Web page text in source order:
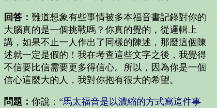
回答： 難道想象有些事情被多本福音書記錄對你的
大腦真的是一個挑戰嗎？你真的覺的，從邏輯上
講，如果不止一人作出了同樣的陳述，那麼這個陳
述就一定是假的！我在考查這些文字之後，我覺得
不信要比信需要更多得信心。所以，因為你是一個
信心這麼大的人，我對你抱有很大的希望。
問題： 你說： “馬太福音是以濃縮的方式寫這件事